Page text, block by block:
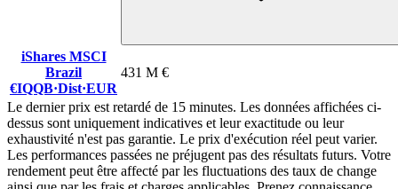
iShares MSCI
Brazil
€IQQB·Dist·EUR
431 M €
Le dernier prix est retardé de 15 minutes. Les données affichées ci-
dessus sont uniquement indicatives et leur exactitude ou leur
exhaustivité n'est pas garantie. Le prix d'exécution réel peut varier.
Les performances passées ne préjugent pas des résultats futurs. Votre
rendement peut être affecté par les fluctuations des taux de change